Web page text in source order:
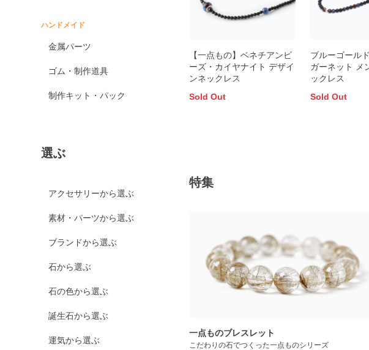
ハンドメイド
金属パーツ
ゴム・制作道具
制作キット・パック
選ぶ
アクセサリーから選ぶ
素材・パーツから選ぶ
ブランドから選ぶ
石から選ぶ
石の色から選ぶ
誕生石から選ぶ
運気から選ぶ
【一点もの】ベネチアンビ
ーズ・カイヤナイト デザイ
ンネックレス
Sold Out
ブルーゴール
ガーネット メ
ックレス
Sold Out
特集
一点ものブレスレット
こだわりの石でつくった一点ものシリーズ